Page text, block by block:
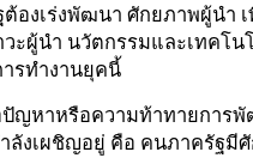
องเร่งพัฒนา ศักยภาพผู้นำ
ะผู้นำ นวัตกรรมและเทคโน
รทำงานยุคนี้
ปัญหาหรือความท้าทายการ
ลังเผชิญอยู่ คือ คนภาครัฐมี